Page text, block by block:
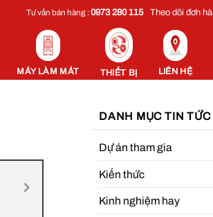
Tư vấn bán hàng :0973 280 115 Theo dõi đơn
MÁY LÀM MÁT THIẾT BỊ LIÊN HỆ
DANH MỤC TIN TỨC
Dự án tham gia
Kiến thức
Kinh nghiệm hay